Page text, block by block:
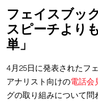
フェイスブッ
スピーチより
単」
4月25日に発表されたフ
アナリスト向けの電話会
グの取り組みについて問